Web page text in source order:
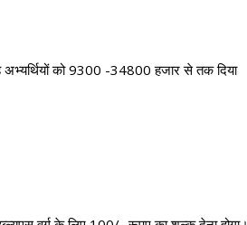
अभ्यर्थियों को 9300 -34800 हजार से तक दिया